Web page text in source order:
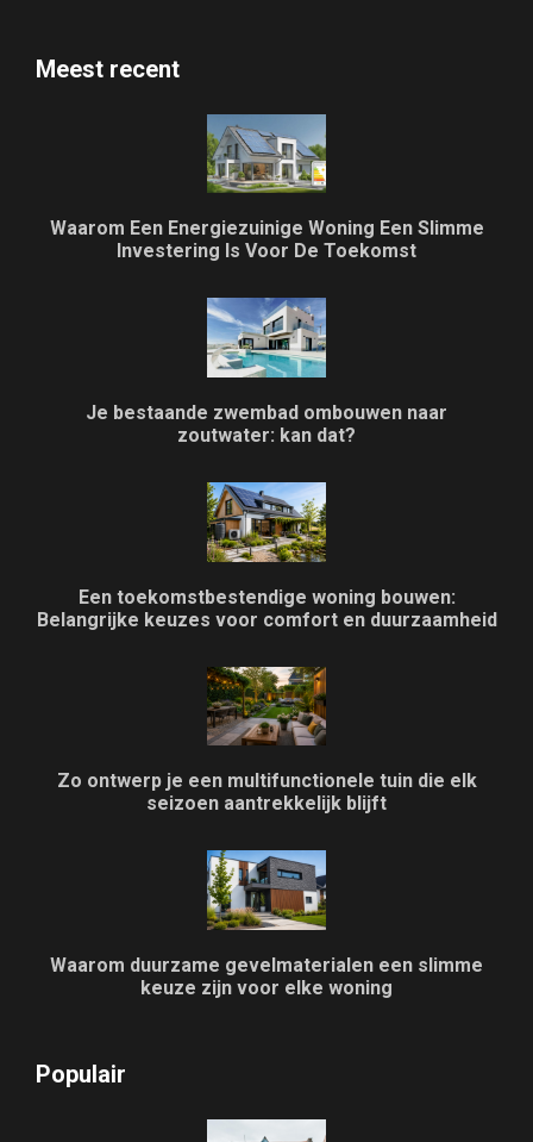
Meest recent
Waarom Een Energiezuinige Woning Een Slimme
Investering Is Voor De Toekomst
Je bestaande zwembad ombouwen naar
zoutwater: kan dat?
Een toekomstbestendige woning bouwen:
Belangrijke keuzes voor comfort en duurzaamheid
Zo ontwerp je een multifunctionele tuin die elk
seizoen aantrekkelijk blijft
Waarom duurzame gevelmaterialen een slimme
keuze zijn voor elke woning
Populair